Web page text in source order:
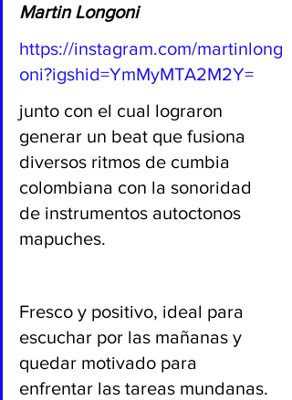
Martin Longoni
https://instagram.com/martinlong
oni?igshid=YmMyMTA2M2Y=
junto con el cual lograron
generar un beat que fusiona
diversos ritmos de cumbia
colombiana con la sonoridad
de instrumentos autoctonos
mapuches.
Fresco y positivo, ideal para
escuchar por las mañanas y
quedar motivado para
enfrentar las tareas mundanas.